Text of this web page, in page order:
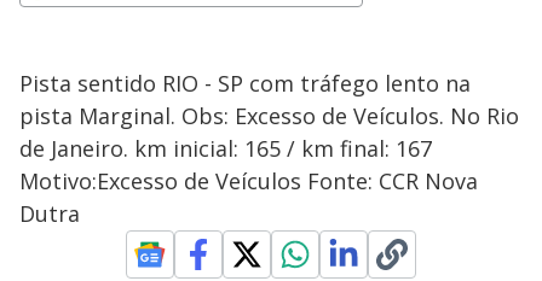
Pista sentido RIO - SP com tráfego lento na
pista Marginal. Obs: Excesso de Veículos. No Rio
de Janeiro. km inicial: 165 / km final: 167
Motivo:Excesso de Veículos Fonte: CCR Nova
Dutra